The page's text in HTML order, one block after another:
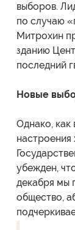
выборов.
по случаю
Митрохин
зданию
последний
Новые
Однако, как
настроения
убежден,
декабря мы
общество,